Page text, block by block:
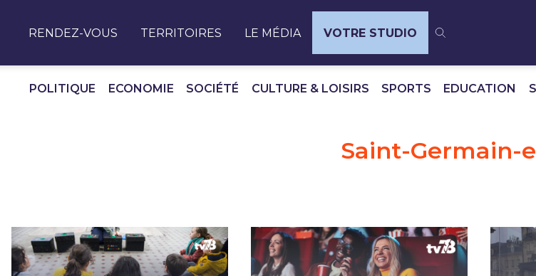
RENDEZ-VOUS TERRITOIRES LE MÉDIA VOTRE STUDIO
POLITIQUE ECONOMIE SOCIÉTÉ CULTURE & LOISIRS SPORTS EDUCATION
Saint-Germain-